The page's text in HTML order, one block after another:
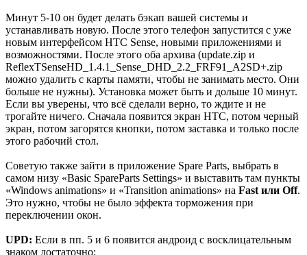
Минут 5-10 он будет делать бэкап вашей системы и
устанавливать новую. После этого телефон запустится с уже
новым интерфейсом HTC Sense, новыми приложениями и
возможностями. После этого оба архива (update.zip и
ReflexTSenseHD_1.4.1_Sense_DHD_2.2_FRF91_A2SD+.zip
можно удалить с карты памяти, чтобы не занимать место. Они
больше не нужны). Установка может быть и дольше 10 минут.
Если вы уверены, что всё сделали верно, то ждите и не
трогайте ничего. Сначала появится экран HTC, потом черный
экран, потом загорятся кнопки, потом заставка и только после
этого рабочий стол.
Советую также зайти в приложение Spare Parts, выбрать в
самом низу «Basic SpareParts Settings» и выставить там пункты
«Windows animations» и «Transition animations» на Fast или Off.
Это нужно, чтобы не было эффекта торможения при
переключении окон.
UPD: Если в пп. 5 и 6 появится андроид с восклицательным
знаком достаточно: